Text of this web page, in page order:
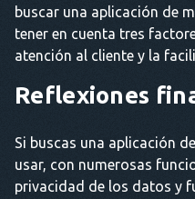
buscar una aplicación de
tener en cuenta tres
atención al cliente y la
Reflexiones
Si buscas una aplicación
usar, con numerosas
privacidad de los datos y